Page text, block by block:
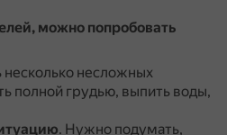
можно попробовать
несколько несложных
полной грудью, выпить воды,
. Нужно подумать,